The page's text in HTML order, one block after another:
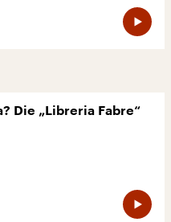
Die „Libreria Fabre“